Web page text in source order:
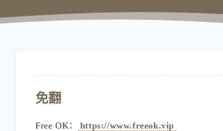
免翻
Free OK： https://www.freeok.vip